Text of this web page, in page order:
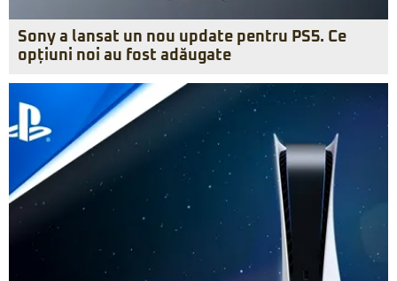
Sony a lansat un nou update pentru PS5. Ce
opțiuni noi au fost adăugate